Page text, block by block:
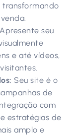
transformando
Apresente seu
e até vídeos,
Seu site é o
de
com
estratégias de
amplo e